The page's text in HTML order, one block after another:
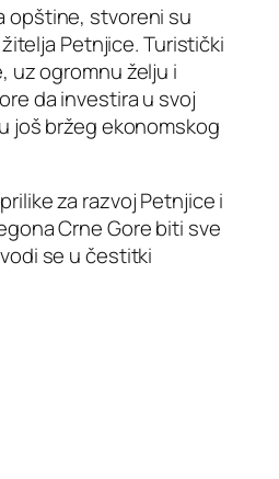
opštine, stvoreni su
Petnjice. Turistički
uz ogromnu želju i
da investira u svoj
još bržeg ekonomskog
za razvoj Petnjice i
Crne Gore biti sve
se u čestitki